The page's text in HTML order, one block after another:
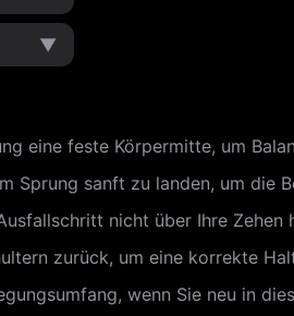
▼
eine feste Körpermitte, um
Sprung sanft zu landen, um die
nicht über Ihre Zehen
zurück, um eine korrekte
wenn Sie neu in